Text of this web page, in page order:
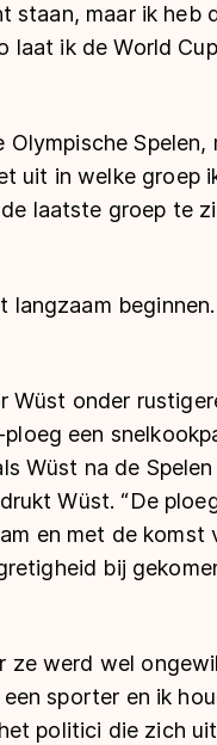
staan, maar ik heb
laat ik de World
Spelen,
uit in welke groep
laatste groep te
langzaam
Wüst onder
een
Wüst na de
Wüst. “De
en met de komst
bij
ze werd wel
sporter en ik
politici die zich